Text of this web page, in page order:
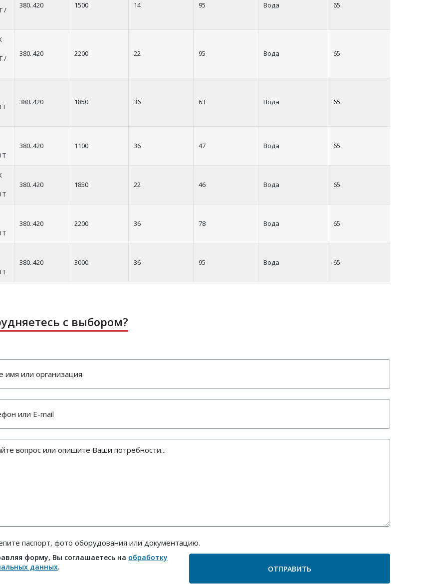
/
380..420 1500 14 95 Вода 65
/
380..420 2200 22 95 Вода 65
T
380..420 1850 36 63 Вода 65
T
380..420 1100 36 47 Вода 65
T
380..420 1850 22 46 Вода 65
T
380..420 2200 36 78 Вода 65
T
380..420 3000 36 95 Вода 65
с выбором?
паспорт, фото оборудования или документацию.
форму, Вы соглашаетесь на обработку
данных.